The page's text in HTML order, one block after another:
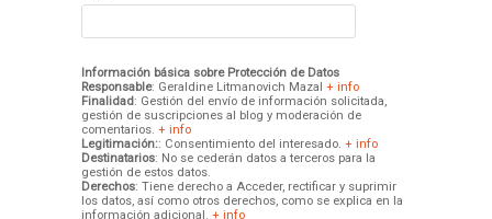
Información básica sobre Protección de Datos
Responsable: Geraldine Litmanovich Mazal + info
Finalidad: Gestión del envío de información solicitada,
gestión de suscripciones al blog y moderación de
comentarios. + info
Legitimación:: Consentimiento del interesado. + info
Destinatarios: No se cederán datos a terceros para la
gestión de estos datos.
Derechos: Tiene derecho a Acceder, rectificar y suprimir
los datos, así como otros derechos, como se explica en la
información adicional. + info